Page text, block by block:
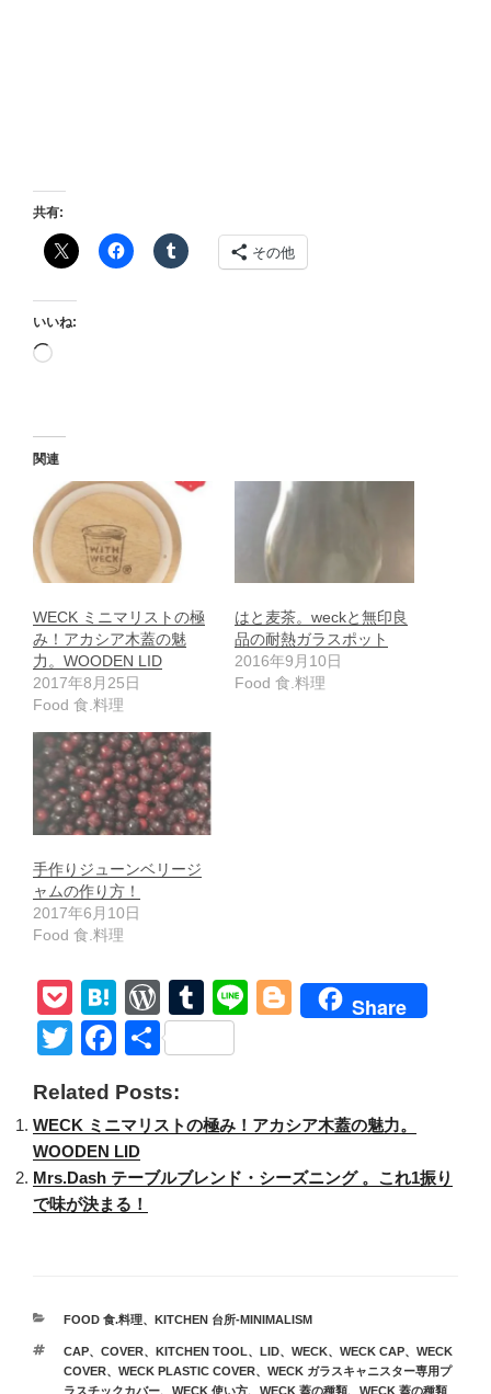
共有:
その他
いいね:
読
み
中…
関連
WECK ミニマリストの極
み！アカシア木蓋の魅
力。WOODEN LID
2017年8月25日
Food 食.料理
はと麦茶。weckと無印良
品の耐熱ガラスポット
2016年9月10日
Food 食.料理
手作りジューンベリージ
ャムの作り方！
2017年6月10日
Food 食.料理
P
o
ck
et
H
at
e
n
a
W
or
d
Pr
e
ss
T
u
m
r
Li
Bl
er
Share
T
tt
er
F
c
e
b
o
共
Related Posts:
WECK ミニマリストの極み！アカシア木蓋の魅力。
WOODEN LID
Mrs.Dash テーブルブレンド・シーズニング 。これ1振り
で味が決まる！
カ
ゴ
リ
FOOD 食.料理、 KITCHEN 台所-MINIMALISM
タ
グ
CAP、 COVER、 KITCHEN TOOL、 LID、 WECK、 WECK CAP、 WECK
COVER、 WECK PLASTIC COVER、 WECK ガラスキャニスター専用プ
ラスチックカバー、 WECK 使い方、 WECK 蓋の種類、 WECK 蓋の種類